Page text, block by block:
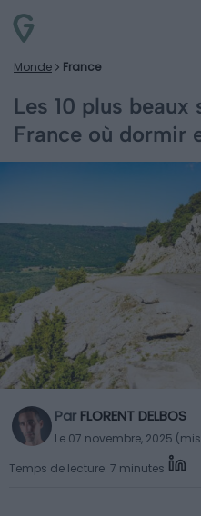
Monde France
Les 10 plus
France où dormir
Par FLORENT DELBOS
Le 07 novembre, 2025
Temps de lecture: 7 minutes